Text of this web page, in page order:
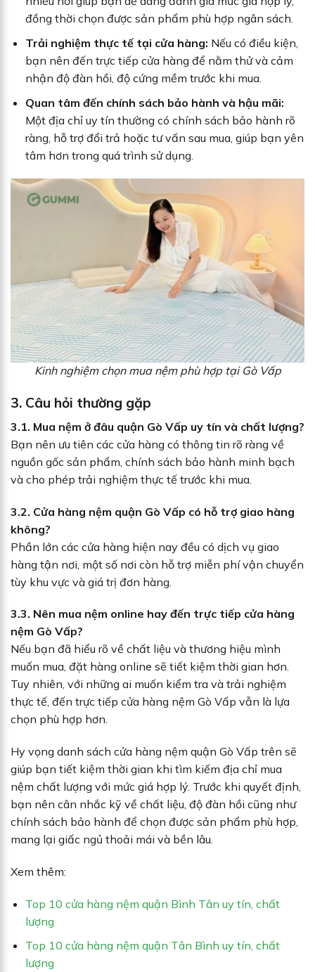
đồng thời chọn được sản phẩm phù hợp ngân sách.
Trải nghiệm thực tế tại cửa hàng: Nếu có điều kiện,
bạn nên đến trực tiếp cửa hàng để nằm thử và cảm
nhận độ đàn hồi, độ cứng mềm trước khi mua.
Quan tâm đến chính sách bảo hành và hậu mãi:
Một địa chỉ uy tín thường có chính sách bảo hành rõ
ràng, hỗ trợ đổi trả hoặc tư vấn sau mua, giúp bạn yên
tâm hơn trong quá trình sử dụng.
Kinh nghiệm chọn mua nệm phù hợp tại Gò Vấp
3. Câu hỏi thường gặp
3.1. Mua nệm ở đâu quận Gò Vấp uy tín và chất lượng?
Bạn nên ưu tiên các cửa hàng có thông tin rõ ràng về
nguồn gốc sản phẩm, chính sách bảo hành minh bạch
và cho phép trải nghiệm thực tế trước khi mua.
3.2. Cửa hàng nệm quận Gò Vấp có hỗ trợ giao hàng
không?
Phần lớn các cửa hàng hiện nay đều có dịch vụ giao
hàng tận nơi, một số nơi còn hỗ trợ miễn phí vận chuyển
tùy khu vực và giá trị đơn hàng.
3.3. Nên mua nệm online hay đến trực tiếp cửa hàng
nệm Gò Vấp?
Nếu bạn đã hiểu rõ về chất liệu và thương hiệu mình
muốn mua, đặt hàng online sẽ tiết kiệm thời gian hơn.
Tuy nhiên, với những ai muốn kiểm tra và trải nghiệm
thực tế, đến trực tiếp cửa hàng nệm Gò Vấp vẫn là lựa
chọn phù hợp hơn.
Hy vọng danh sách cửa hàng nệm quận Gò Vấp trên sẽ
giúp bạn tiết kiệm thời gian khi tìm kiếm địa chỉ mua
nệm chất lượng với mức giá hợp lý. Trước khi quyết định,
bạn nên cân nhắc kỹ về chất liệu, độ đàn hồi cũng như
chính sách bảo hành để chọn được sản phẩm phù hợp,
mang lại giấc ngủ thoải mái và bền lâu.
Xem thêm:
Top 10 cửa hàng nệm quận Bình Tân uy tín, chất
lượng
Top 10 cửa hàng nệm quận Tân Bình uy tín, chất
lượng